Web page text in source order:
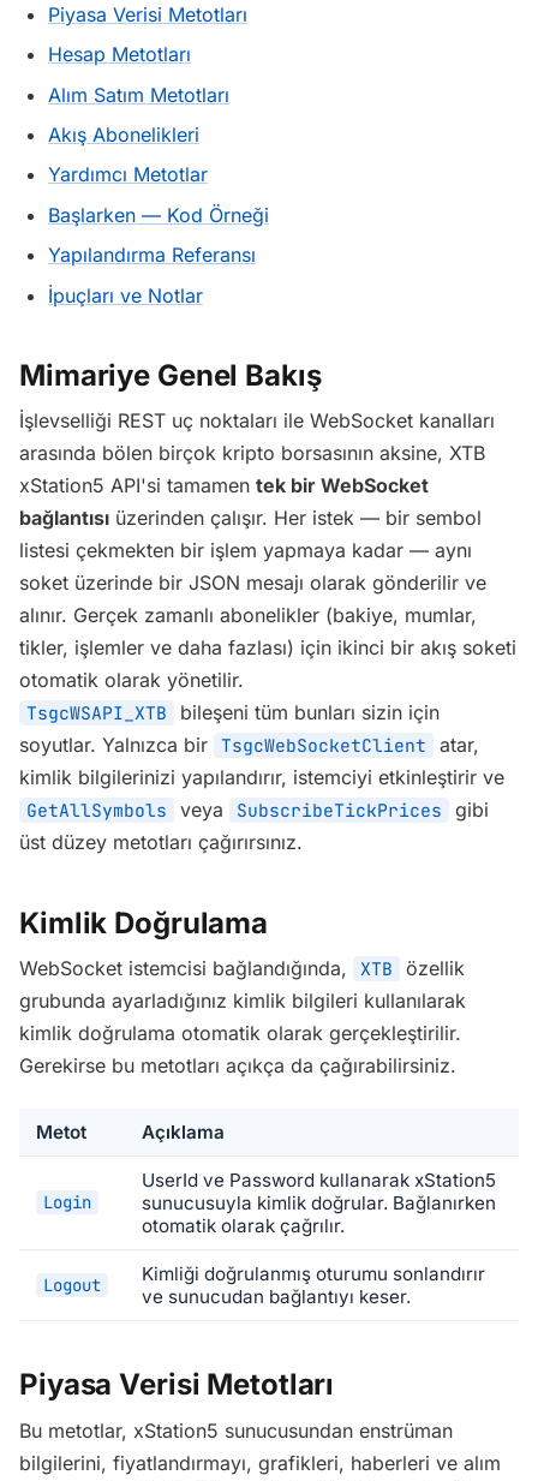
Piyasa Verisi Metotları
Hesap Metotları
Alım Satım Metotları
Akış Abonelikleri
Yardımcı Metotlar
Başlarken — Kod Örneği
Yapılandırma Referansı
İpuçları ve Notlar
Mimariye Genel Bakış
İşlevselliği REST uç noktaları ile WebSocket kanalları
arasında bölen birçok kripto borsasının aksine, XTB
xStation5 API'si tamamen tek bir WebSocket
bağlantısı üzerinden çalışır. Her istek — bir sembol
listesi çekmekten bir işlem yapmaya kadar — aynı
soket üzerinde bir JSON mesajı olarak gönderilir ve
alınır. Gerçek zamanlı abonelikler (bakiye, mumlar,
tikler, işlemler ve daha fazlası) için ikinci bir akış soketi
otomatik olarak yönetilir.
TsgcWSAPI_XTB
bileşeni tüm bunları sizin için
soyutlar. Yalnızca bir TsgcWebSocketClient
atar,
kimlik bilgilerinizi yapılandırır, istemciyi etkinleştirir ve
GetAllSymbols veya SubscribeTickPrices
gibi
üst düzey metotları çağırırsınız.
Kimlik Doğrulama
WebSocket istemcisi bağlandığında, XTB
özellik
grubunda ayarladığınız kimlik bilgileri kullanılarak
kimlik doğrulama otomatik olarak gerçekleştirilir.
Gerekirse bu metotları açıkça da çağırabilirsiniz.
Metot Açıklama
Login
UserId ve Password kullanarak xStation5
sunucusuyla kimlik doğrular. Bağlanırken
otomatik olarak çağrılır.
Logout
Kimliği doğrulanmış oturumu sonlandırır
ve sunucudan bağlantıyı keser.
Piyasa Verisi Metotları
Bu metotlar, xStation5 sunucusundan enstrüman
bilgilerini, fiyatlandırmayı, grafikleri, haberleri ve alım